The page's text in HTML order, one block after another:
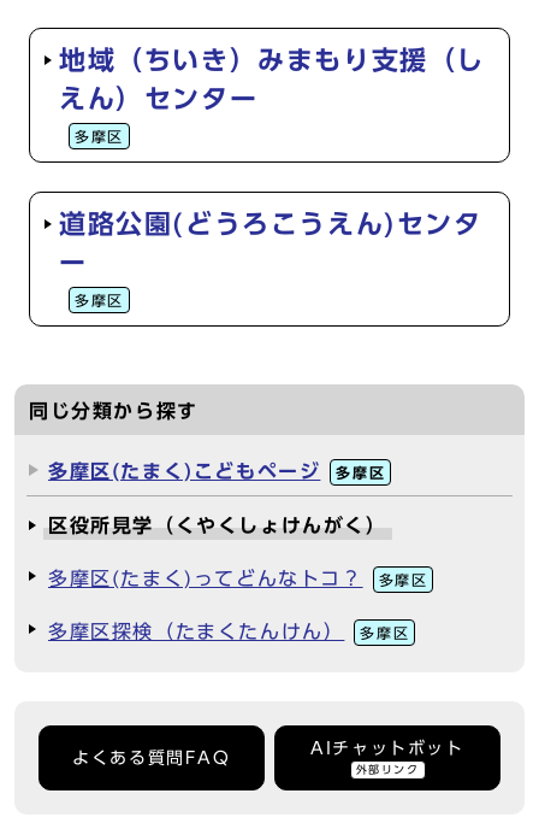
地域（ちいき）みまもり支援（し
えん）センター
多摩区
道路公園(どうろこうえん)センタ
ー
多摩区
同じ分類から探す
多摩区(たまく)こどもページ 多摩区
区役所見学（くやくしょけんがく）
多摩区(たまく)ってどんなトコ？ 多摩区
多摩区探検（たまくたんけん） 多摩区
よくある質問FAQ
AIチャットボット
外部リンク